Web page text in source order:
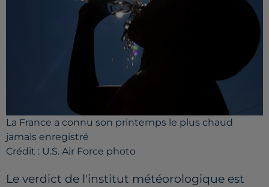
La France a connu son printemps le plus chaud
jamais enregistré
Crédit : U.S. Air Force photo
Le verdict de l'institut météorologique est